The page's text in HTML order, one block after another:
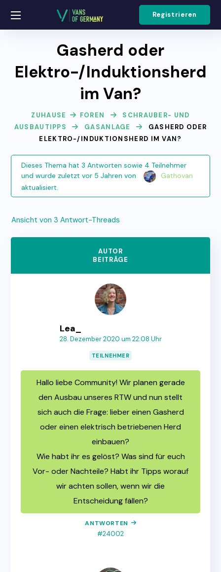
Registrieren
Gasherd oder
Elektro-/Induktionsherd
im Van?
ZUHAUSE FOREN
SCHRAUBER- UND
AUSBAUTIPPS
GASANLAGE
GASHERD ODER
ELEKTRO-/INDUKTIONSHERD IM VAN?
Dieses Thema hat 3 Antworten sowie 4 Teilnehmer
und wurde zuletzt vor 5 Jahren von
Gathovan
aktualisiert.
Ansicht von 3 Antwort-Threads
AUTOR
BEITRÄGE
Lea_
28. Dezember 2020 um 22:08 Uhr
TEILNEHMER
Hallo liebe Community! Wir planen gerade
den Ausbau unseres RTW und nun stellt
sich auch die Frage: lieber einen Gasherd
oder einen elektrisch betriebenen Herd
einbauen?
Wie habt ihr es gelöst? Was sind für euch
Vor- oder Nachteile? Habt ihr Tipps worauf
wir achten sollen, wenn wir die
Entscheidung fällen?
ANTWORTEN
#24002